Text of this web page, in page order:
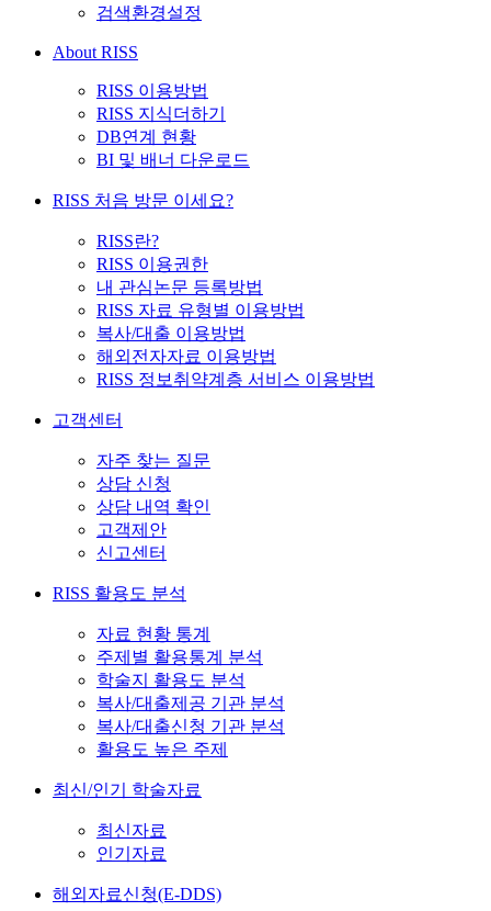
검색환경설정
About RISS
RISS 이용방법
RISS 지식더하기
DB연계 현황
BI 및 배너 다운로드
RISS 처음 방문 이세요?
RISS란?
RISS 이용권한
내 관심논문 등록방법
RISS 자료 유형별 이용방법
복사/대출 이용방법
해외전자자료 이용방법
RISS 정보취약계층 서비스 이용방법
고객센터
자주 찾는 질문
상담 신청
상담 내역 확인
고객제안
신고센터
RISS 활용도 분석
자료 현황 통계
주제별 활용통계 분석
학술지 활용도 분석
복사/대출제공 기관 분석
복사/대출신청 기관 분석
활용도 높은 주제
최신/인기 학술자료
최신자료
인기자료
해외자료신청(E-DDS)